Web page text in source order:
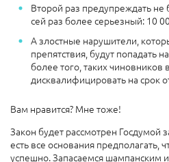
Второй раз предупреждать не
сей раз более серьезный: 10
А злостные нарушители,
препятствия, будут попадать
более того, таких чиновников
дисквалифицировать на срок
Вам нравится? Мне тоже!
Закон будет рассмотрен Госдумой
есть все основания предполагать,
успешно. Запасаемся шампанским